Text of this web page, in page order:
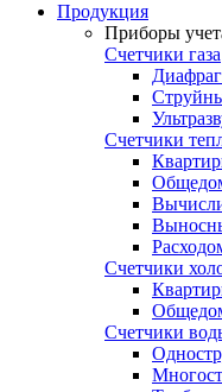
Продукция
Приборы
Счетчики газа
Счетчики
Счетчики
Счетчики